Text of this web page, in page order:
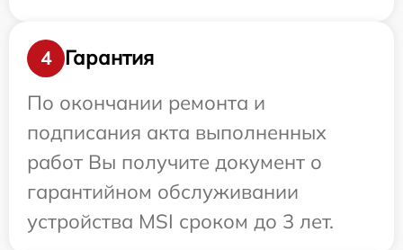
4
Гарантия
По окончании ремонта и
подписания акта выполненных
работ Вы получите документ о
гарантийном обслуживании
устройства MSI сроком до 3 лет.